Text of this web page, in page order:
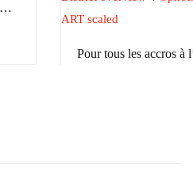
Pour tous les accros à